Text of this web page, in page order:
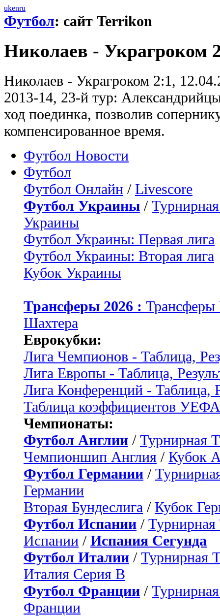
ukenru
Футбол: сайт Terrikon
Николаев - Украгроком
Николаев - Украгроком 2:1,
2013-14, 23-й тур:
ход поединка, позволив
компенсированное время.
Футбол Новости
Футбол
Футбол Онлайн / Livescore
Футбол Украины /
Украины
Футбол Украины: Первая лига
Футбол Украины: Вторая лига
Кубок Украины
Трансферы 2026 :
Шахтера
Еврокубки:
Лига Чемпионов - Таблица,
Лига Европы - Таблица,
Лига Конференций - Таблица,
Таблица коэффициентов УЕФА
Чемпионаты:
Футбол Англии / Турнирная
Чемпионшип Англия / Кубок
Футбол Германии /
Германии
Вторая Бундеслига / Кубок
Футбол Испании / Турнирная
Испании / Испания Сегунда
Футбол Италии / Турнирная
Италия Серия B
Футбол Франции /
Франции